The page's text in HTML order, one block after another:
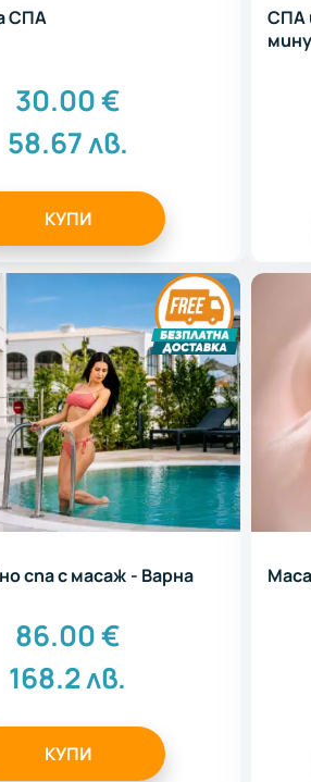
СПА
30.00€
58.67лв.
КУПИ
СПА
спа с масаж - Варна
86.00€
168.2лв.
КУПИ